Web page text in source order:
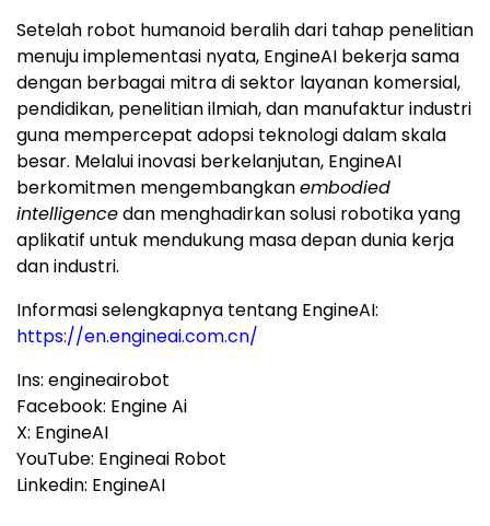
Setelah robot humanoid beralih dari tahap penelitian
menuju implementasi nyata, EngineAI bekerja sama
dengan berbagai mitra di sektor layanan komersial,
pendidikan, penelitian ilmiah, dan manufaktur industri
guna mempercepat adopsi teknologi dalam skala
besar. Melalui inovasi berkelanjutan, EngineAI
berkomitmen mengembangkanembodied
intelligencedan menghadirkan solusi robotika yang
aplikatif untuk mendukung masa depan dunia kerja
dan industri.
Informasi selengkapnya tentang EngineAI:
https://en.engineai.com.cn/
Ins: engineairobot
Facebook: Engine Ai
X: EngineAI
YouTube: Engineai Robot
Linkedin: EngineAI